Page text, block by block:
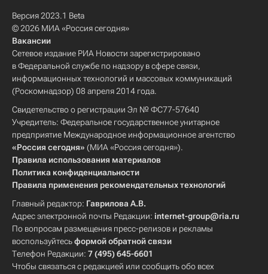
Версия 2023.1 Beta
© 2026 МИА «Россия сегодня»
Вакансии
Сетевое издание РИА Новости зарегистрировано
в Федеральной службе по надзору в сфере связи,
информационных технологий и массовых коммуникаций
(Роскомнадзор) 08 апреля 2014 года.
Свидетельство о регистрации Эл № ФС77-57640
Учредитель: Федеральное государственное унитарное
предприятие Международное информационное агентство
«Россия сегодня» (МИА «Россия сегодня»).
Правила использования материалов
Политика конфиденциальности
Правила применения рекомендательных технологий
Главный редактор: Гаврилова А.В.
Адрес электронной почты Редакции: internet-group@ria.ru
По вопросам размещения пресс-релизов и рекламы
воспользуйтесьформой обратной связи
Телефон Редакции: 7 (495) 645-6601
Чтобы связаться с редакцией или сообщить обо всех